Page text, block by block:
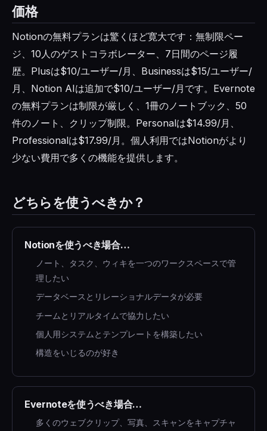
価格
Notionの無料プランは驚くほど寛大です：無制限ペー
ジ、10人のゲストコラボレーター、7日間のページ履
歴。Plusは$10/ユーザー/月、Businessは$15/ユーザー/
月、Notion AIは追加で$10/ユーザー/月です。Evernote
の無料プランは制限が厳しく、1冊のノートブック、50
件のノート、クリップ制限。Personalは$14.99/月、
Professionalは$17.99/月。個人利用ではNotionがより
少ない費用で多くの機能を提供します。
どちらを使うべきか？
Notionを使うべき場合…
ノート、タスク、ウィキを一つのワークスペースで管
理したい
データベースとリレーショナルデータが必要
チームとリアルタイムで協力したい
個人用システムとテンプレートを構築したい
構造をいじるのが好き
Evernoteを使うべき場合…
多くのウェブクリップ、写真、スキャンをキャプチャ